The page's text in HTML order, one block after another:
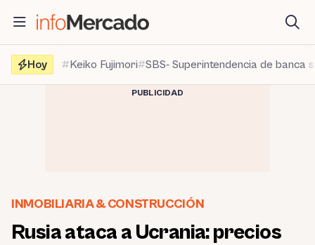
contenido
Hoy
Keiko Fujimori SBS- Superintendencia de banca
PUBLICIDAD
INMOBILIARIA & CONSTRUCCIÓN
Rusia ataca a Ucrania: precios